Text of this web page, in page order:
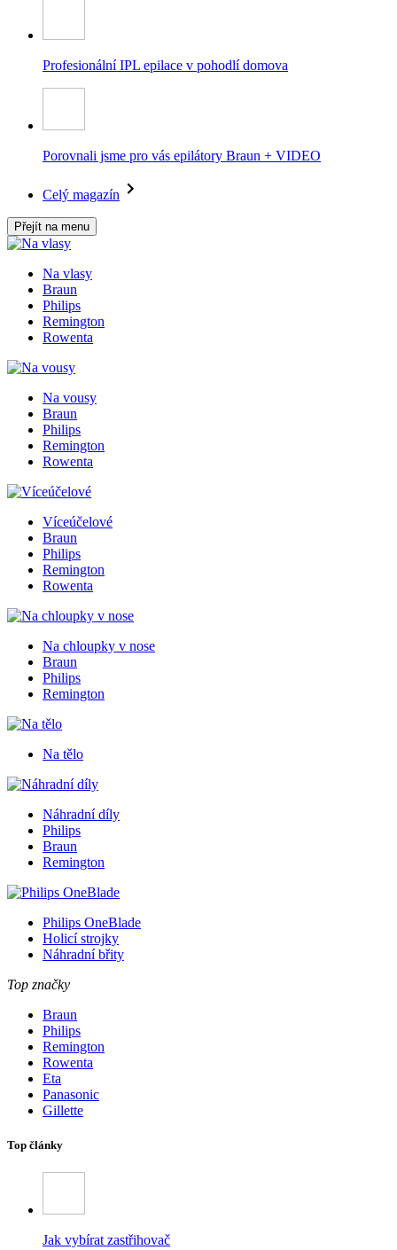
Profesionální IPL epilace v pohodlí domova
Porovnali jsme pro vás epilátory Braun + VIDEO
Celý magazín
Přejít na menu
Na vlasy
Braun
Philips
Remington
Rowenta
Na vousy
Braun
Philips
Remington
Rowenta
Víceúčelové
Braun
Philips
Remington
Rowenta
Na chloupky v nose
Braun
Philips
Remington
Na tělo
Náhradní díly
Philips
Braun
Remington
Philips OneBlade
Holicí strojky
Náhradní břity
Top značky
Braun
Philips
Remington
Rowenta
Eta
Panasonic
Gillette
Top články
Jak vybírat zastřihovač